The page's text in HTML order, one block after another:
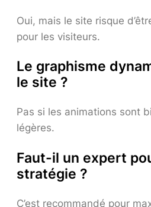
Oui, mais le site risque
pour les visiteurs.
Le graphisme
le site ?
Pas si les animations sont
légères.
Faut-il un expert
stratégie ?
C’est recommandé pour